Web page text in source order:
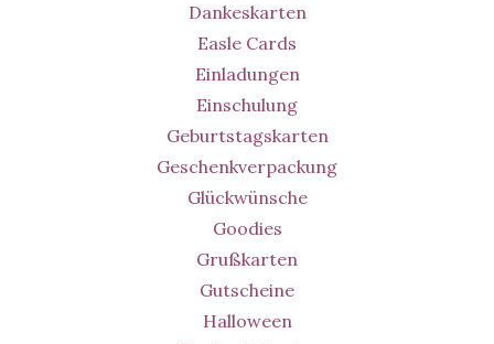
Dankeskarten
Easle Cards
Einladungen
Einschulung
Geburtstagskarten
Geschenkverpackung
Glückwünsche
Goodies
Grußkarten
Gutscheine
Halloween